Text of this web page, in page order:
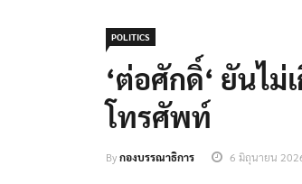
POLITICS
‘ต่อศักดิ์‘ ยันไ
โทรศัพท์
Byกองบรรณาธิการ 6 มิถุนายน